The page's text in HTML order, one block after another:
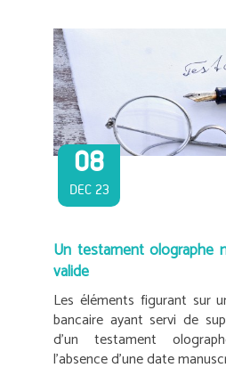
08
DEC 23
Un testament olographe
valide
Les éléments figurant sur
bancaire ayant servi de
d’un testament
l’absence d’une date